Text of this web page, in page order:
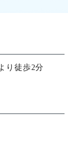
り徒歩2分